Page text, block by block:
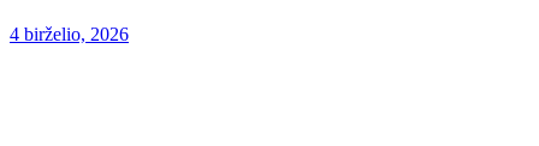
4 birželio, 2026